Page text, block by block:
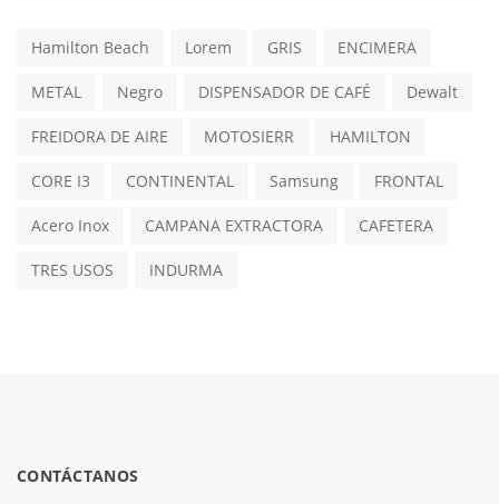
Hamilton Beach Lorem GRIS ENCIMERA
METAL Negro DISPENSADOR DE CAFÉ Dewalt
FREIDORA DE AIRE MOTOSIERR HAMILTON
CORE I3 CONTINENTAL Samsung FRONTAL
Acero Inox CAMPANA EXTRACTORA CAFETERA
TRES USOS INDURMA
CONTÁCTANOS